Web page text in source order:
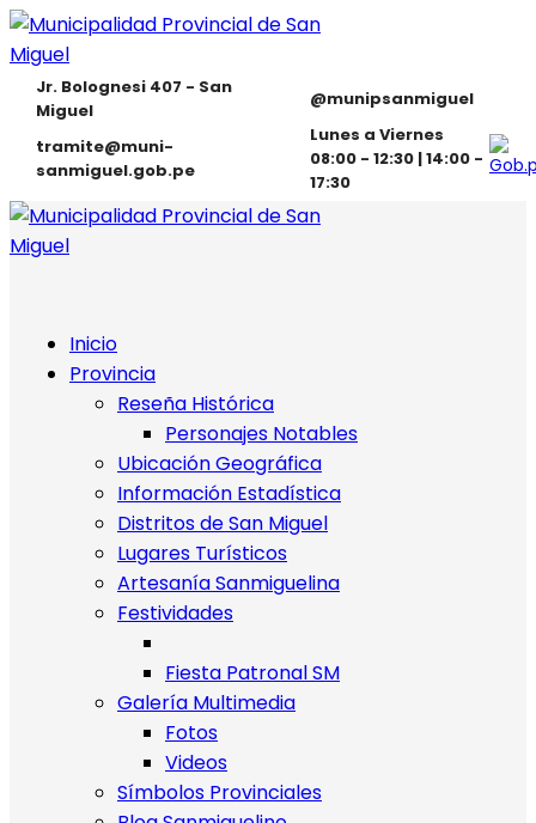
Jr. Bolognesi 407 - San
Miguel
@munipsanmiguel
tramite@muni-
sanmiguel.gob.pe
Lunes a Viernes
08:00 - 12:30 | 14:00 -
17:30
Inicio
Provincia
Reseña Histórica
Personajes Notables
Ubicación Geográfica
Información Estadística
Distritos de San Miguel
Lugares Turísticos
Artesanía Sanmiguelina
Festividades
Fiesta Patronal SM
Galería Multimedia
Fotos
Videos
Símbolos Provinciales